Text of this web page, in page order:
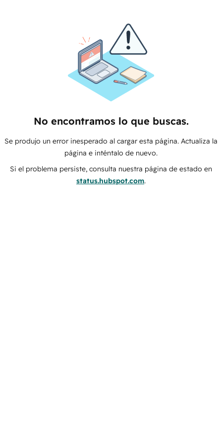
No encontramos lo que buscas.
Se produjo un error inesperado al cargar esta página. Actualiza la
página e inténtalo de nuevo.
Si el problema persiste, consulta nuestra página de estado en
status.hubspot.com.